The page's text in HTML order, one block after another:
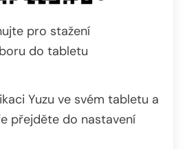
pro stažení
do tabletu
Yuzu ve svém tabletu a
přejděte do nastavení